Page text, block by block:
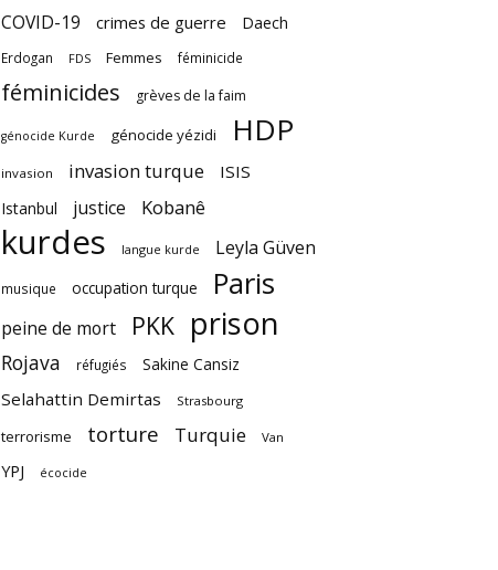
COVID-19 crimes de guerre Daech
Erdogan FDS Femmes féminicide
féminicides grèves de la faim
génocide Kurde génocide yézidi HDP
invasion invasion turque ISIS
Istanbul justice Kobanê
kurdes langue kurde Leyla Güven
musique occupation turque Paris
peine de mort PKK prison
Rojava réfugiés Sakine Cansiz
Selahattin Demirtas Strasbourg
terrorisme torture Turquie Van
YPJ écocide